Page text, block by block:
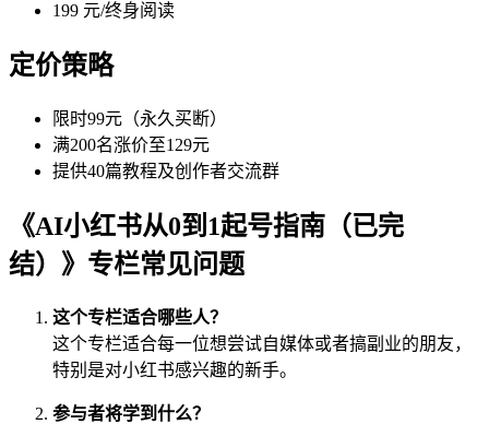
199 元/终身阅读
定价策略
限时99元（永久买断）
满200名涨价至129元
提供40篇教程及创作者交流群
《AI小红书从0到1起号指南（已完
结）》专栏常见问题
这个专栏适合哪些人？
这个专栏适合每一位想尝试自媒体或者搞副业的朋友，
特别是对小红书感兴趣的新手。
参与者将学到什么？